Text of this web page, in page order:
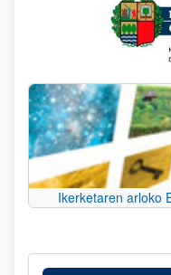
Ikerketaren arloko